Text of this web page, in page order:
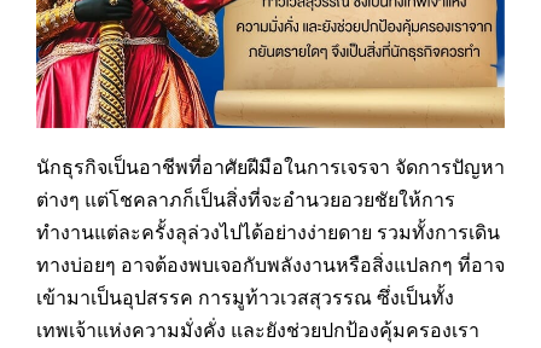
นักธุรกิจเป็นอาชีพที่อาศัยฝีมือในการเจรจา จัดการปัญหา
ต่างๆ แต่โชคลาภก็เป็นสิ่งที่จะอำนวยอวยชัยให้การ
ทำงานแต่ละครั้งลุล่วงไปได้อย่างง่ายดาย รวมทั้งการเดิน
ทางบ่อยๆ อาจต้องพบเจอกับพลังงานหรือสิ่งแปลกๆ ที่อาจ
เข้ามาเป็นอุปสรรค การมูท้าวเวสสุวรรณ ซึ่งเป็นทั้ง
เทพเจ้าแห่งความมั่งคั่ง และยังช่วยปกป้องคุ้มครองเรา